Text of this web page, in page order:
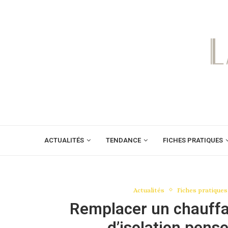
ACTUALITÉS TENDANCE FICHES PRATIQUES
Actualités Fiches pratiques
Remplacer un